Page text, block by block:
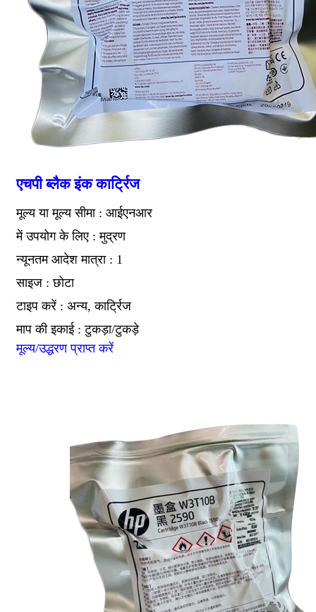
एचपी ब्लैक इंक कार्ट्रिज
मूल्य या मूल्य सीमा : आईएनआर
में उपयोग के लिए : मुद्रण
न्यूनतम आदेश मात्रा : 1
साइज : छोटा
टाइप करें : अन्य, कार्ट्रिज
माप की इकाई : टुकड़ा/टुकड़े
मूल्य/उद्धरण प्राप्त करें